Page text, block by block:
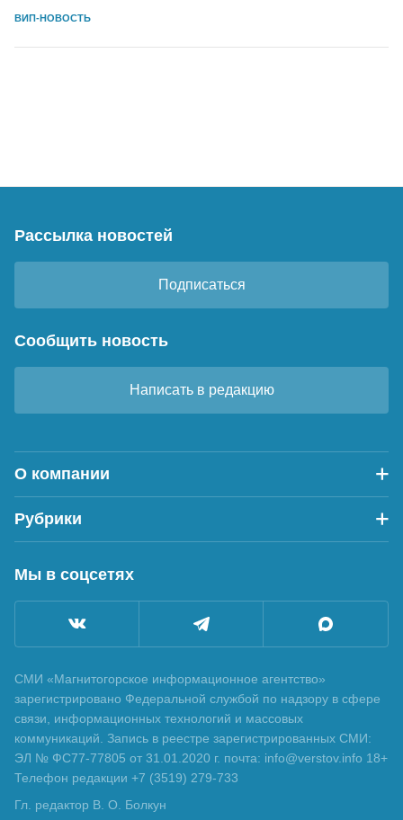
ВИП-НОВОСТЬ
Рассылка новостей
Подписаться
Сообщить новость
Написать в редакцию
О компании
Рубрики
Мы в соцсетях
СМИ «Магнитогорское информационное агентство»
зарегистрировано Федеральной службой по надзору в сфере
связи, информационных технологий и массовых
коммуникаций. Запись в реестре зарегистрированных СМИ:
ЭЛ № ФС77-77805 от 31.01.2020 г. почта: info@verstov.info 18+
Телефон редакции +7 (3519) 279-733
Гл. редактор В. О. Болкун